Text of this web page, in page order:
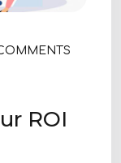
ROI